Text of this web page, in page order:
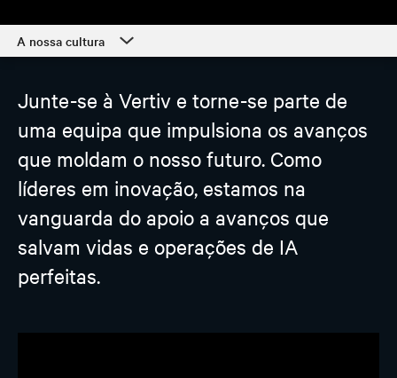
A nossa cultura
Departamentos
Estudantes e início de carreira
O nosso processo e início
Apoio ao colaborador
Junte-se à Vertiv e torne-se parte de
uma equipa que impulsiona os avanços
que moldam o nosso futuro. Como
líderes em inovação, estamos na
vanguarda do apoio a avanços que
salvam vidas e operações de IA
perfeitas.